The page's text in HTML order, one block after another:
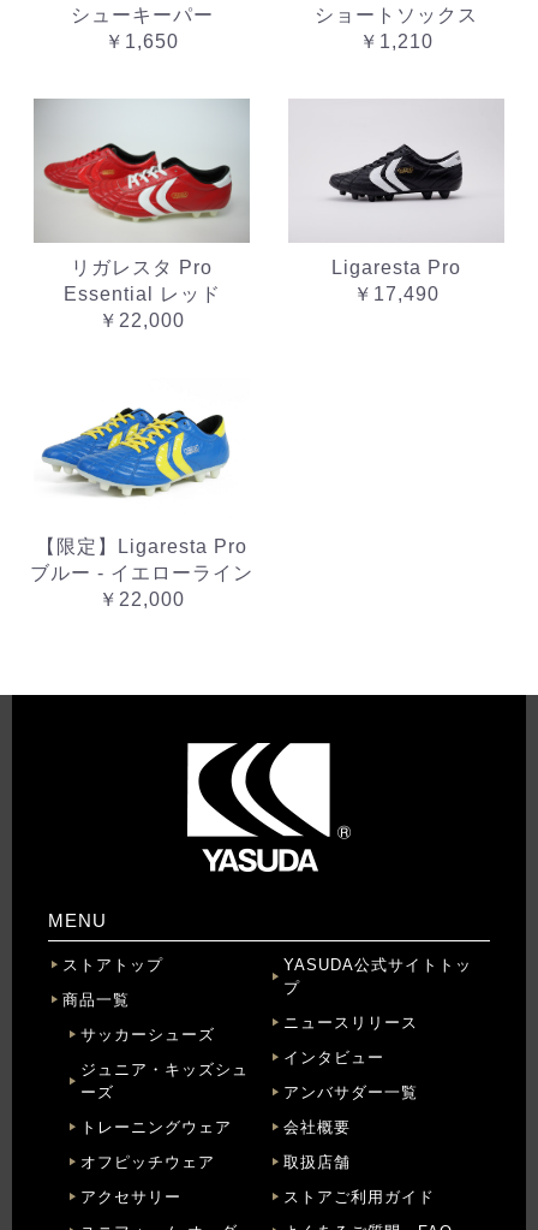
シューキーパー
￥1,650
ショートソックス
￥1,210
リガレスタ Pro
Essential レッド
￥22,000
Ligaresta Pro
￥17,490
【限定】Ligaresta Pro
ブルー - イエローライン
￥22,000
MENU
ストアトップ
商品一覧
サッカーシューズ
ジュニア・キッズシュ
ーズ
トレーニングウェア
オフピッチウェア
アクセサリー
YASUDA公式サイトトッ
プ
ニュースリリース
インタビュー
アンバサダー一覧
会社概要
取扱店舗
ストアご利用ガイド